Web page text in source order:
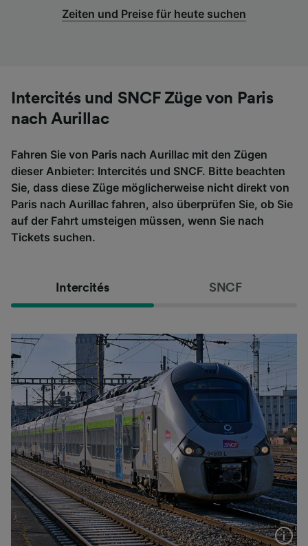
Zeiten und Preise für heute suchen
Intercités und SNCF Züge von Paris
nach Aurillac
Fahren Sie von Paris nach Aurillac mit den Zügen
dieser Anbieter: Intercités und SNCF. Bitte beachten
Sie, dass diese Züge möglicherweise nicht direkt von
Paris nach Aurillac fahren, also überprüfen Sie, ob Sie
auf der Fahrt umsteigen müssen, wenn Sie nach
Tickets suchen.
Intercités SNCF